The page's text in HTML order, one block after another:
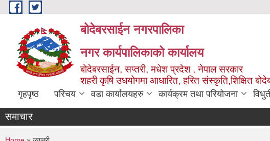
Skip to main content
बोदेबरसाईन नगरपालिका
नगर कार्यपालिकाको कार्यालय
बोदेबरसाईन, सप्तरी, मधेश प्रदेश , नेपाल सरकार
शहरी कृषि उधयोगमा आधारित, हरित संस्कृति,शिक्षित
गृहपृष्ठ परिचय वडा कार्यालयहरु कार्यक्रम तथा परियोजना
समाचार